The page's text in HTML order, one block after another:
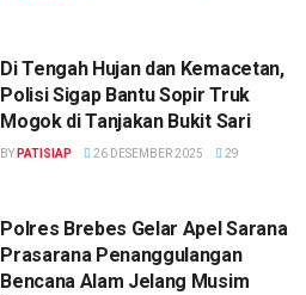
Di Tengah Hujan dan Kemacetan,
Polisi Sigap Bantu Sopir Truk
Mogok di Tanjakan Bukit Sari
BY PATISIAP 26 DESEMBER 2025 29
Polres Brebes Gelar Apel Sarana
Prasarana Penanggulangan
Bencana Alam Jelang Musim